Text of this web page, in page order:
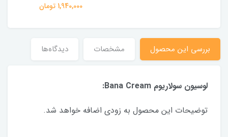
1,940,000 تومان
بررسی این محصول مشخصات دیدگاه‌ها
لوسیون سولاریوم Bana Cream:
توضیحات این محصول به زودی اضافه خواهد شد.